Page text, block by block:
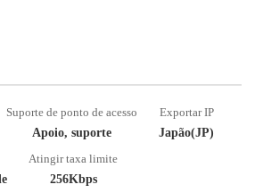
Suporte de ponto de acesso
Apoio, suporte
Exportar IP
Japão(JP)
Atingir taxa limite
256Kbps